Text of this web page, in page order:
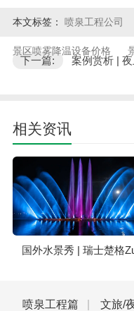
本文标签： 喷泉工程公司
景区喷雾降温设备价格
下一篇: 案例赏析 |
相关资讯
国外水景秀 | 瑞士楚格
喷泉工程篇 文旅/